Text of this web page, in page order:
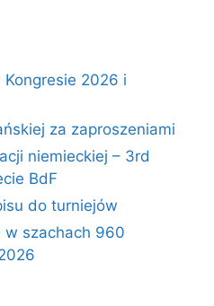
Kongresie 2026 i
za zaproszeniami
niemieckiej – 3rd
BdF
do turniejów
w szachach 960